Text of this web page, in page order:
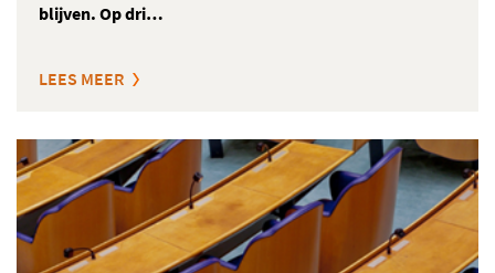
blijven. Op dri…
LEES MEER